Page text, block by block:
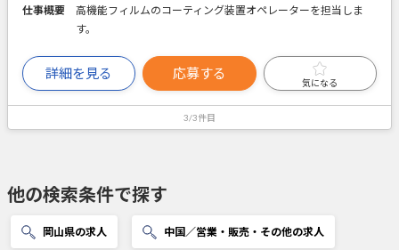
仕事概要
高機能フィルムのコーティング装置オペレーターを担当しま
す。
詳細を見る 応募する
気になる
3/3件目
他の検索条件で探す
岡山県の求人 中国／営業・販売・その他の求人